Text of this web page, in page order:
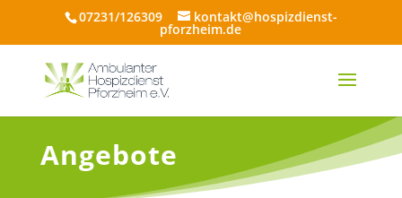
07231/126309 kontakt@hospizdienst-
pforzheim.de
Angebote